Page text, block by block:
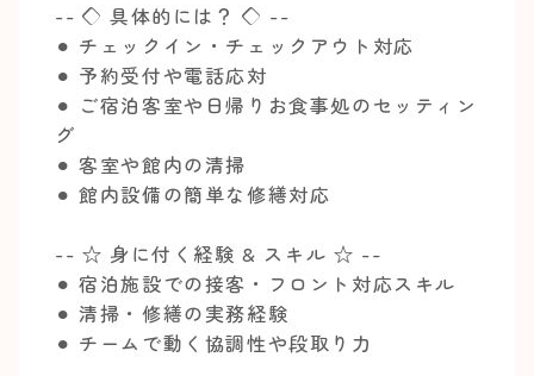
-- ◇ 具体的には？ ◇ --
⚫︎ チェックイン・チェックアウト対応
⚫︎ 予約受付や電話応対
⚫︎ ご宿泊客室や日帰りお食事処のセッティン
グ
⚫︎ 客室や館内の清掃
⚫︎ 館内設備の簡単な修繕対応
-- ☆ 身に付く経験 & スキル ☆ --
⚫︎ 宿泊施設での接客・フロント対応スキル
⚫︎ 清掃・修繕の実務経験
⚫︎ チームで動く協調性や段取り力